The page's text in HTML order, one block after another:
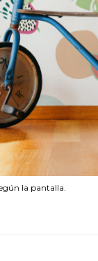
la pantalla.